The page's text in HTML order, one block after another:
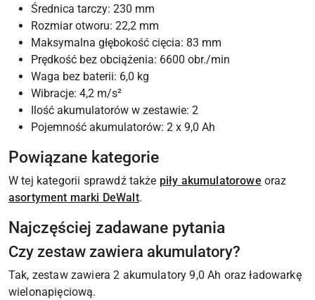
Średnica tarczy: 230 mm
Rozmiar otworu: 22,2 mm
Maksymalna głębokość cięcia: 83 mm
Prędkość bez obciążenia: 6600 obr./min
Waga bez baterii: 6,0 kg
Wibracje: 4,2 m/s²
Ilość akumulatorów w zestawie: 2
Pojemność akumulatorów: 2 x 9,0 Ah
Powiązane kategorie
W tej kategorii sprawdź także piły akumulatorowe oraz
asortyment marki DeWalt.
Najczęściej zadawane pytania
Czy zestaw zawiera akumulatory?
Tak, zestaw zawiera 2 akumulatory 9,0 Ah oraz ładowarkę
wielonapięciową.